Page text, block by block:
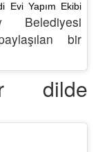
Evi Yapım Ekibi
Belediyesi
bir
dilde